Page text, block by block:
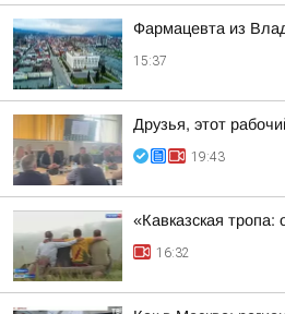
Фармацевта из
15:37
Друзья, этот
19:43
«Кавказская
16:32